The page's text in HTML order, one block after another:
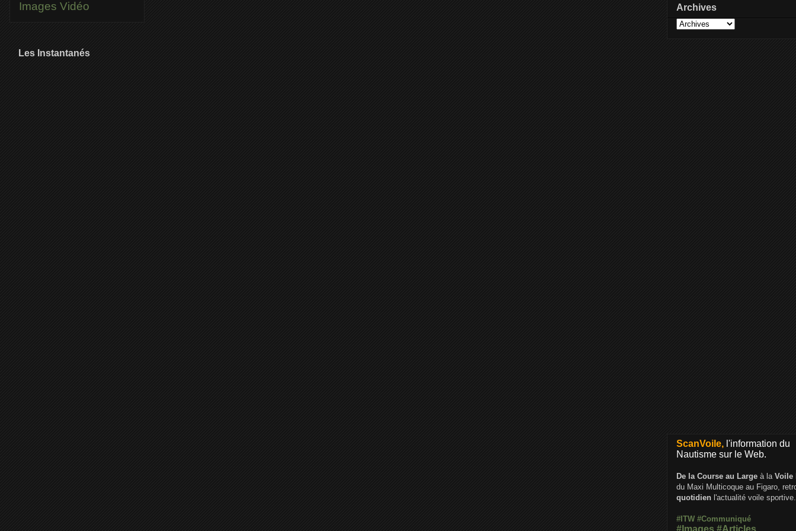
Images Vidéo
Les Instantanés
Archives
ScanVoile, l'information du
Nautisme sur le Web.
De la Course au Large à la Voile
du Maxi Multicoque au Figaro,
quotidien l'actualité voile sportive.
#ITW #Communiqué
#Images #Articles